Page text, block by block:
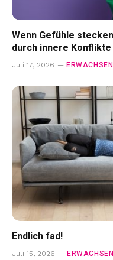
Wenn Gefühle
durch innere
Juli 17, 2026
Endlich fad!
Juli 15, 2026